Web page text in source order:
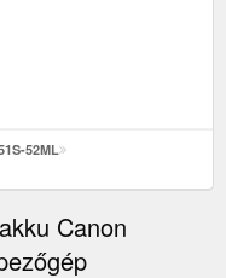
52ML
Canon